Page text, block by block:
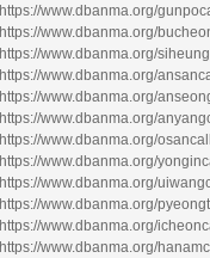
https://www.dbanma.org/
https://www.dbanma.org/
https://www.dbanma.org/
https://www.dbanma.org/
https://www.dbanma.org/
https://www.dbanma.org/
https://www.dbanma.org/
https://www.dbanma.org/
https://www.dbanma.org/
https://www.dbanma.org/
https://www.dbanma.org/
https://www.dbanma.org/